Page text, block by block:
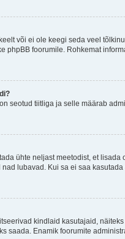
või ei ole keegi seda veel
phpBB foorumile. Rohkemat
seotud tiitliga ja selle määrab
ühte neljast meetodist, et
lubavad. Kui sa ei saa
kindlaid kasutajaid,
saada. Enamik foorumite